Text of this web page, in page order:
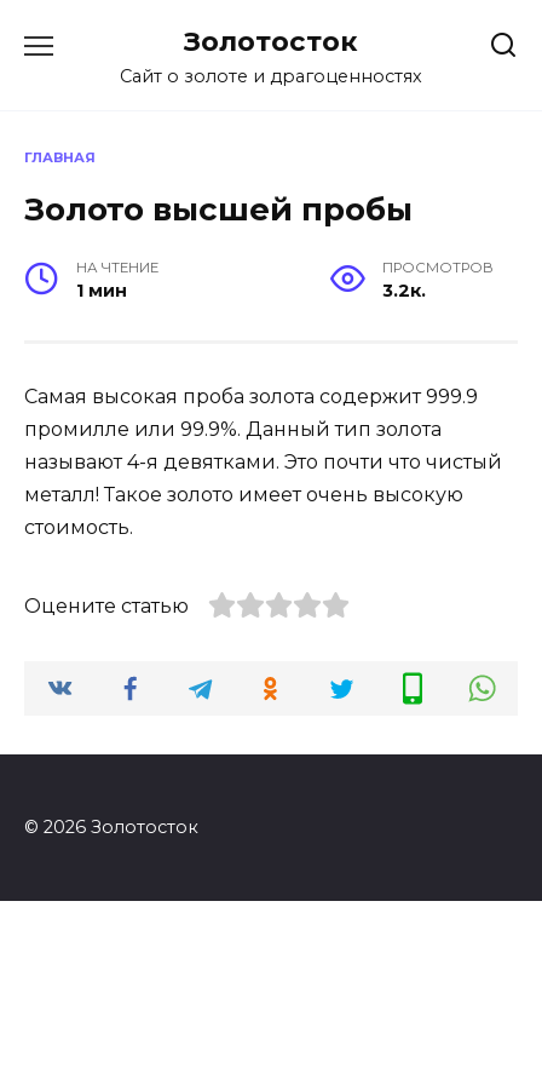
содержанию
Золотосток
Сайт о золоте и драгоценностях
ГЛАВНАЯ
Золото высшей пробы
НА ЧТЕНИЕ
1 мин
ПРОСМОТРОВ
3.2к.
Самая высокая проба золота содержит 999.9
промилле или 99.9%. Данный тип золота
называют 4-я девятками. Это почти что чистый
металл! Такое золото имеет очень высокую
стоимость.
Оцените статью
© 2026 Золотосток